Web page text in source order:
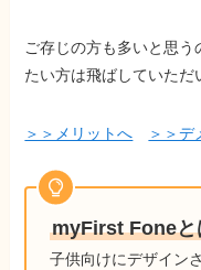
ご存じの方も多いと思う
たい方は飛ばしていただ
＞＞メリットへ ＞＞デ
myFirst Foneと
子供向けにデザイン